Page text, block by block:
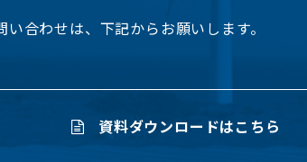
合わせは、下記からお願いします。
資料ダウンロードはこちら